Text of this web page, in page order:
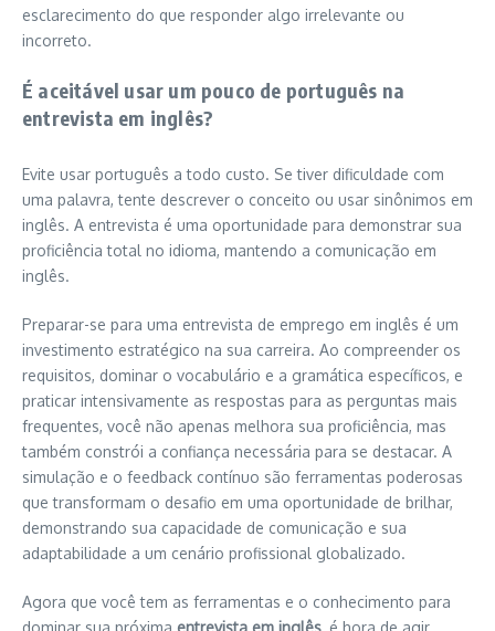
esclarecimento do que responder algo irrelevante ou
incorreto.
É aceitável usar um pouco de português na
entrevista em inglês?
Evite usar português a todo custo. Se tiver dificuldade com
uma palavra, tente descrever o conceito ou usar sinônimos em
inglês. A entrevista é uma oportunidade para demonstrar sua
proficiência total no idioma, mantendo a comunicação em
inglês.
Preparar-se para uma entrevista de emprego em inglês é um
investimento estratégico na sua carreira. Ao compreender os
requisitos, dominar o vocabulário e a gramática específicos, e
praticar intensivamente as respostas para as perguntas mais
frequentes, você não apenas melhora sua proficiência, mas
também constrói a confiança necessária para se destacar. A
simulação e o feedback contínuo são ferramentas poderosas
que transformam o desafio em uma oportunidade de brilhar,
demonstrando sua capacidade de comunicação e sua
adaptabilidade a um cenário profissional globalizado.
Agora que você tem as ferramentas e o conhecimento para
dominar sua próxima entrevista em inglês , é hora de agir.